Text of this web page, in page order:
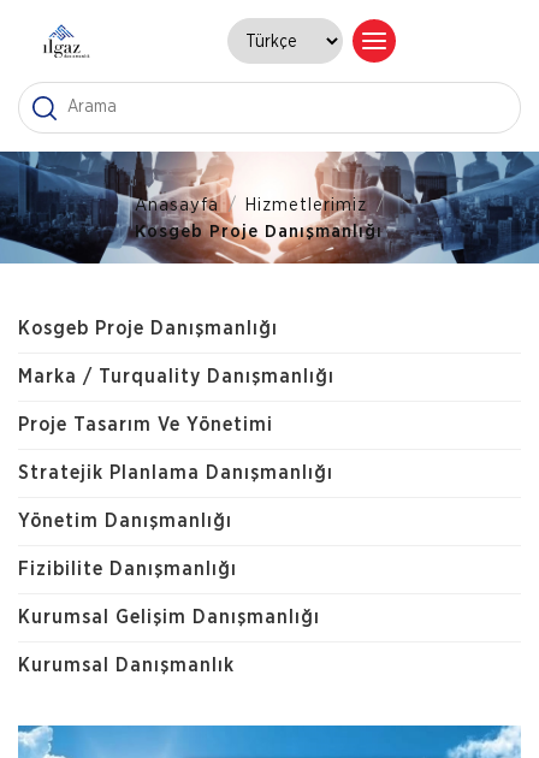
Anasayfa / Hizmetlerimiz /
Kosgeb Proje Danışmanlığı
Kosgeb Proje Danışmanlığı
Marka / Turquality Danışmanlığı
Proje Tasarım Ve Yönetimi
Stratejik Planlama Danışmanlığı
Yönetim Danışmanlığı
Fizibilite Danışmanlığı
Kurumsal Gelişim Danışmanlığı
Kurumsal Danışmanlık